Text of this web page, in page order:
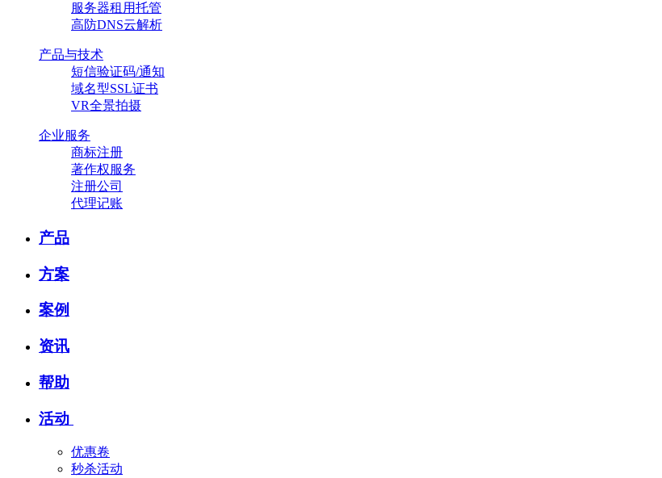
服务器租用托管
高防DNS云解析
产品与技术
短信验证码/通知
域名型SSL证书
VR全景拍摄
企业服务
商标注册
著作权服务
注册公司
代理记账
产品
方案
案例
资讯
帮助
活动
优惠卷
秒杀活动